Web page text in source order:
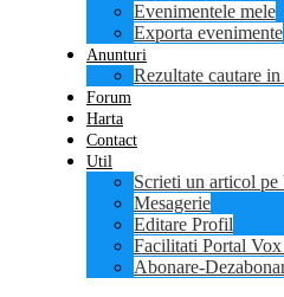
Evenimentele mele
Exporta evenimente
Anunturi
Rezultate cautare
Forum
Harta
Contact
Util
Scrieti un articol pe
Mesagerie
Editare Profil
Facilitati Portal
Abonare-